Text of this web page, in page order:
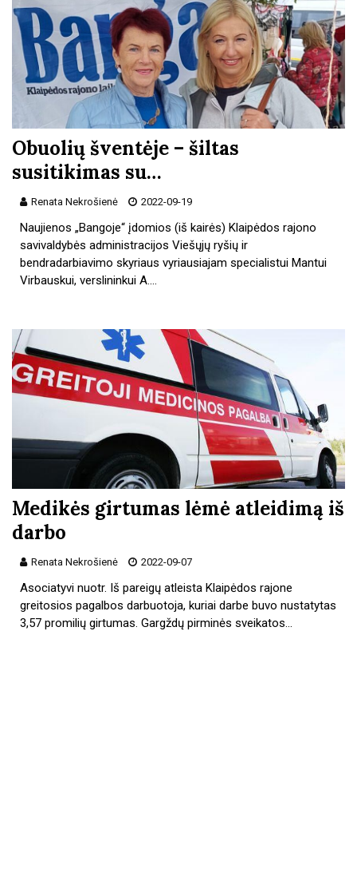
Obuolių šventėje – šiltas
susitikimas su…
Renata Nekrošienė 2022-09-19
Naujienos „Bangoje“ įdomios (iš kairės) Klaipėdos rajono
savivaldybės administracijos Viešųjų ryšių ir
bendradarbiavimo skyriaus vyriausiajam specialistui Mantui
Virbauskui, verslininkui A.…
Medikės girtumas lėmė atleidimą iš
darbo
Renata Nekrošienė 2022-09-07
Asociatyvi nuotr. Iš pareigų atleista Klaipėdos rajone
greitosios pagalbos darbuotoja, kuriai darbe buvo nustatytas
3,57 promilių girtumas. Gargždų pirminės sveikatos…